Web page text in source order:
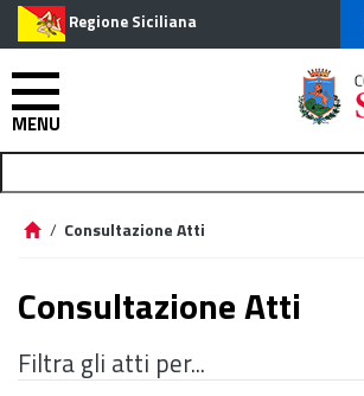
Regione Siciliana
MENU
/ Consultazione Atti
Consultazione Atti
Filtra gli atti per...